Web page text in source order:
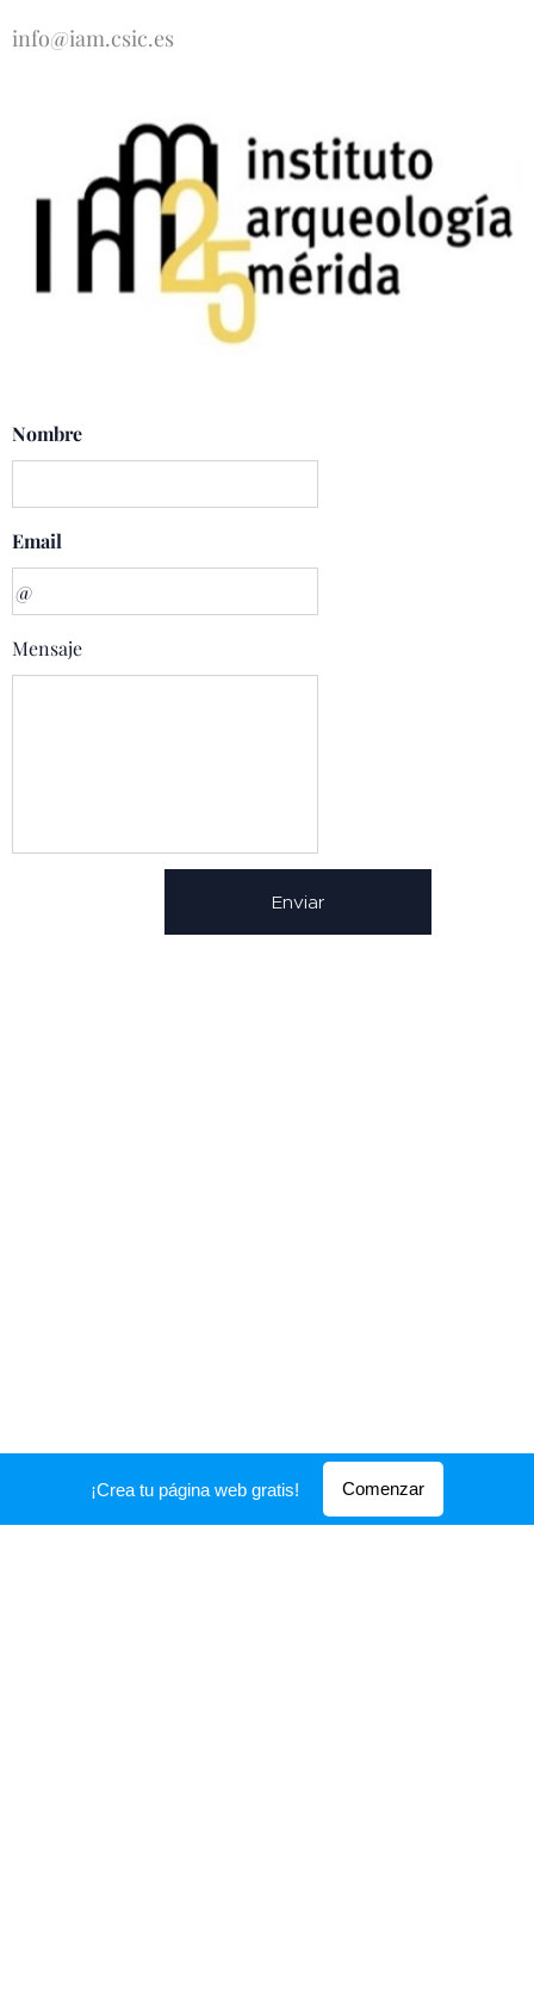
info@iam.csic.es
Nombre
Email
Mensaje
Enviar
¡Crea tu página web gratis! Comenzar